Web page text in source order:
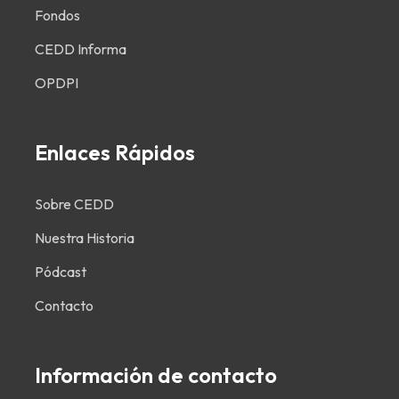
Fondos
CEDD Informa
OPDPI
Enlaces Rápidos
Sobre CEDD
Nuestra Historia
Pódcast
Contacto
Información de contacto